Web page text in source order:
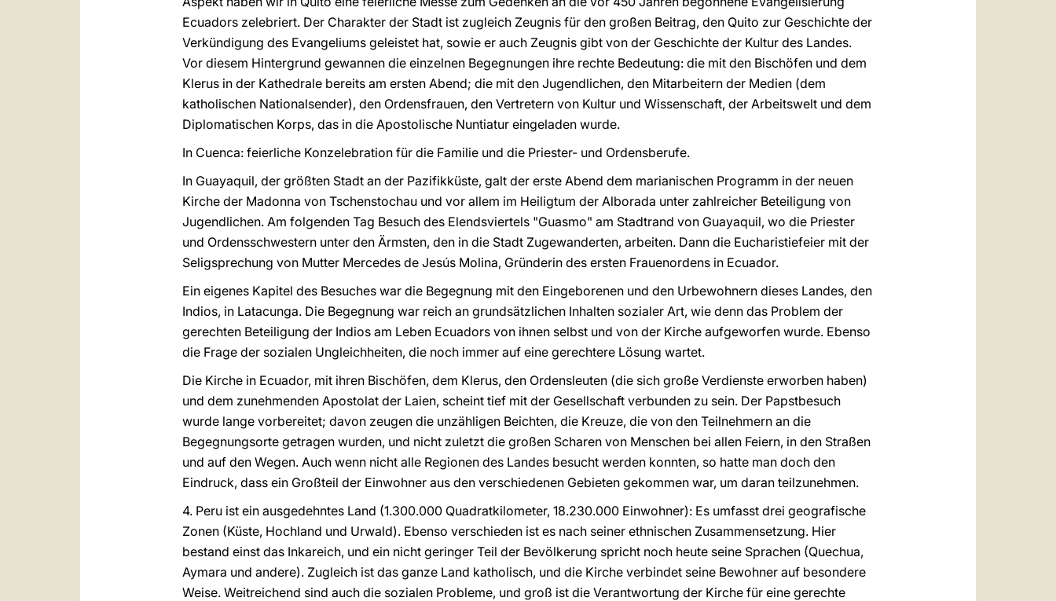
Ecuadors zelebriert. Der Charakter der Stadt ist zugleich Zeugnis für den großen Beitrag, den Quito zur Geschichte der
Verkündigung des Evangeliums geleistet hat, sowie er auch Zeugnis gibt von der Geschichte der Kultur des Landes.
Vor diesem Hintergrund gewannen die einzelnen Begegnungen ihre rechte Bedeutung: die mit den Bischöfen und dem
Klerus in der Kathedrale bereits am ersten Abend; die mit den Jugendlichen, den Mitarbeitern der Medien (dem
katholischen Nationalsender), den Ordensfrauen, den Vertretern von Kultur und Wissenschaft, der Arbeitswelt und dem
Diplomatischen Korps, das in die Apostolische Nuntiatur eingeladen wurde.
In Cuenca: feierliche Konzelebration für die Familie und die Priester- und Ordensberufe.
In Guayaquil, der größten Stadt an der Pazifikküste, galt der erste Abend dem marianischen Programm in der neuen
Kirche der Madonna von Tschenstochau und vor allem im Heiligtum der Alborada unter zahlreicher Beteiligung von
Jugendlichen. Am folgenden Tag Besuch des Elendsviertels "Guasmo" am Stadtrand von Guayaquil, wo die Priester
und Ordensschwestern unter den Ärmsten, den in die Stadt Zugewanderten, arbeiten. Dann die Eucharistiefeier mit der
Seligsprechung von Mutter Mercedes de Jesús Molina, Gründerin des ersten Frauenordens in Ecuador.
Ein eigenes Kapitel des Besuches war die Begegnung mit den Eingeborenen und den Urbewohnern dieses Landes, den
Indios, in Latacunga. Die Begegnung war reich an grundsätzlichen Inhalten sozialer Art, wie denn das Problem der
gerechten Beteiligung der Indios am Leben Ecuadors von ihnen selbst und von der Kirche aufgeworfen wurde. Ebenso
die Frage der sozialen Ungleichheiten, die noch immer auf eine gerechtere Lösung wartet.
Die Kirche in Ecuador, mit ihren Bischöfen, dem Klerus, den Ordensleuten (die sich große Verdienste erworben haben)
und dem zunehmenden Apostolat der Laien, scheint tief mit der Gesellschaft verbunden zu sein. Der Papstbesuch
wurde lange vorbereitet; davon zeugen die unzähligen Beichten, die Kreuze, die von den Teilnehmern an die
Begegnungsorte getragen wurden, und nicht zuletzt die großen Scharen von Menschen bei allen Feiern, in den Straßen
und auf den Wegen. Auch wenn nicht alle Regionen des Landes besucht werden konnten, so hatte man doch den
Eindruck, dass ein Großteil der Einwohner aus den verschiedenen Gebieten gekommen war, um daran teilzunehmen.
4. Peru ist ein ausgedehntes Land (1.300.000 Quadratkilometer, 18.230.000 Einwohner): Es umfasst drei geografische
Zonen (Küste, Hochland und Urwald). Ebenso verschieden ist es nach seiner ethnischen Zusammensetzung. Hier
bestand einst das Inkareich, und ein nicht geringer Teil der Bevölkerung spricht noch heute seine Sprachen (Quechua,
Aymara und andere). Zugleich ist das ganze Land katholisch, und die Kirche verbindet seine Bewohner auf besondere
Weise. Weitreichend sind auch die sozialen Probleme, und groß ist die Verantwortung der Kirche für eine gerechte